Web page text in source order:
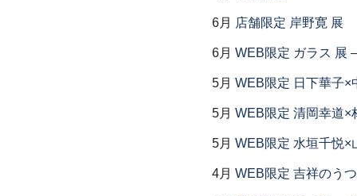
6月 店舗限定 岸野寛 展
6月 WEB限定 ガラス
5月 WEB限定 日下華子×
5月 WEB限定 清岡幸道×
5月 WEB限定 水垣千悦×
4月 WEB限定 吉祥のう